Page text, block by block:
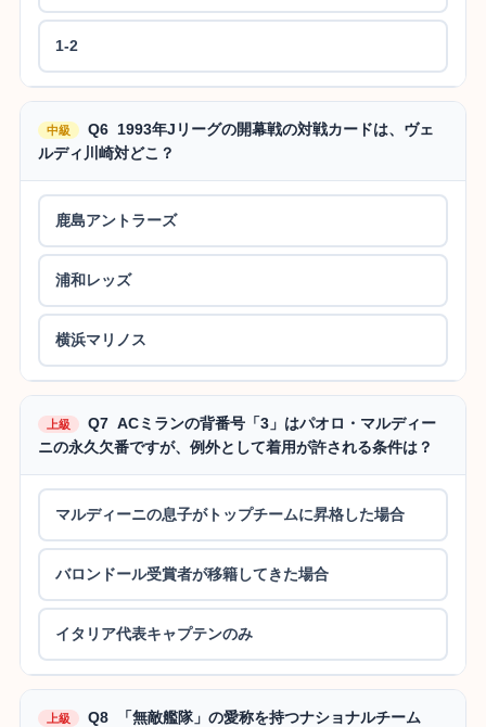
1-2
中級
Q6 1993年Jリーグの開幕戦の対戦カードは、ヴェ
ルディ川崎対どこ？
鹿島アントラーズ
浦和レッズ
横浜マリノス
上級
Q7 ACミランの背番号「3」はパオロ・マルディー
ニの永久欠番ですが、例外として着用が許される条件は？
マルディーニの息子がトップチームに昇格した場合
バロンドール受賞者が移籍してきた場合
イタリア代表キャプテンのみ
上級
Q8 「無敵艦隊」の愛称を持つナショナルチーム